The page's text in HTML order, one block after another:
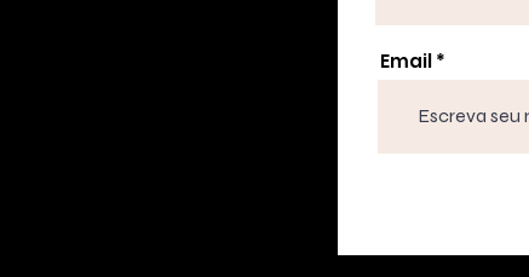
Email